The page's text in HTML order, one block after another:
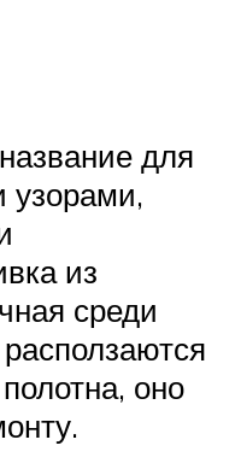
для
узорами,
из
среди
оно